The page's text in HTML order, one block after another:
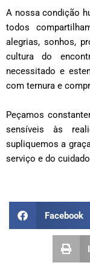
A nossa condição
todos
alegrias, sonhos,
cultura do
necessitado e
com ternura e
Peçamos
sensíveis às
supliquemos a
serviço e do
Facebook